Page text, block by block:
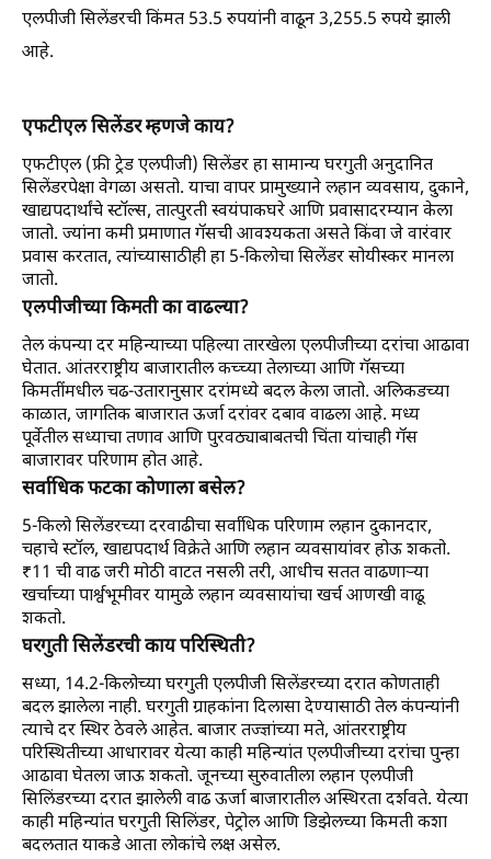
एलपीजी सिलेंडरची किंमत 53.5 रुपयांनी वाढून 3,255.5 रुपये झाली
आहे.
एफटीएल सिलेंडर म्हणजे काय?
एफटीएल (फ्री ट्रेड एलपीजी) सिलेंडर हा सामान्य घरगुती अनुदानित
सिलेंडरपेक्षा वेगळा असतो. याचा वापर प्रामुख्याने लहान व्यवसाय, दुकाने,
खाद्यपदार्थांचे स्टॉल्स, तात्पुरती स्वयंपाकघरे आणि प्रवासादरम्यान केला
जातो. ज्यांना कमी प्रमाणात गॅसची आवश्यकता असते किंवा जे वारंवार
प्रवास करतात, त्यांच्यासाठीही हा 5-किलोचा सिलेंडर सोयीस्कर मानला
जातो.
एलपीजीच्या किमती का वाढल्या?
तेल कंपन्या दर महिन्याच्या पहिल्या तारखेला एलपीजीच्या दरांचा आढावा
घेतात. आंतरराष्ट्रीय बाजारातील कच्च्या तेलाच्या आणि गॅसच्या
किमतींमधील चढ-उतारानुसार दरांमध्ये बदल केला जातो. अलिकडच्या
काळात, जागतिक बाजारात ऊर्जा दरांवर दबाव वाढला आहे. मध्य
पूर्वेतील सध्याचा तणाव आणि पुरवठ्याबाबतची चिंता यांचाही गॅस
बाजारावर परिणाम होत आहे.
सर्वाधिक फटका कोणाला बसेल?
5-किलो सिलेंडरच्या दरवाढीचा सर्वाधिक परिणाम लहान दुकानदार,
चहाचे स्टॉल, खाद्यपदार्थ विक्रेते आणि लहान व्यवसायांवर होऊ शकतो.
₹11 ची वाढ जरी मोठी वाटत नसली तरी, आधीच सतत वाढणाऱ्या
खर्चाच्या पार्श्वभूमीवर यामुळे लहान व्यवसायांचा खर्च आणखी वाढू
शकतो.
घरगुती सिलेंडरची काय परिस्थिती?
सध्या, 14.2-किलोच्या घरगुती एलपीजी सिलेंडरच्या दरात कोणताही
बदल झालेला नाही. घरगुती ग्राहकांना दिलासा देण्यासाठी तेल कंपन्यांनी
त्याचे दर स्थिर ठेवले आहेत. बाजार तज्ज्ञांच्या मते, आंतरराष्ट्रीय
परिस्थितीच्या आधारावर येत्या काही महिन्यांत एलपीजीच्या दरांचा पुन्हा
आढावा घेतला जाऊ शकतो. जूनच्या सुरुवातीला लहान एलपीजी
सिलिंडरच्या दरात झालेली वाढ ऊर्जा बाजारातील अस्थिरता दर्शवते. येत्या
काही महिन्यांत घरगुती सिलिंडर, पेट्रोल आणि डिझेलच्या किमती कशा
बदलतात याकडे आता लोकांचे लक्ष असेल.